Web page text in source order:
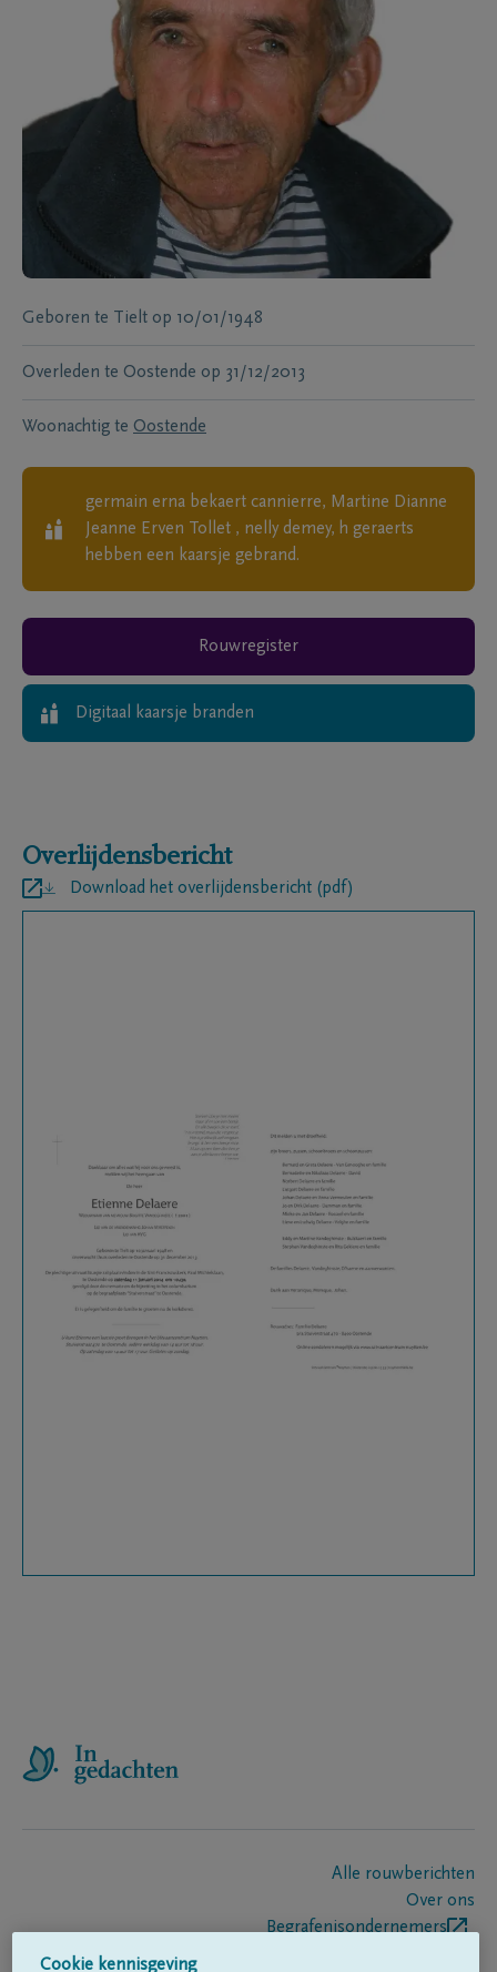
Geboren te Tielt op 10/01/1948
Overleden te Oostende op 31/12/2013
Woonachtig te Oostende
germain erna bekaert cannierre, Martine Dianne
Jeanne Erven Tollet , nelly demey, h geraerts
hebben een kaarsje gebrand.
Rouwregister
Digitaal kaarsje branden
Overlijdensbericht
Download het overlijdensbericht (pdf)
Alle rouwberichten
Over ons
Begrafenisondernemers
Cookie kennisgeving